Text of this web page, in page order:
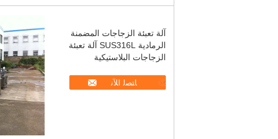
آلة تعبئة الزجاجات المضمنة
الرمادية SUS316L آلة تعبئة
الزجاجات البلاستيكية
ﺎﺘﺼﻟ ﺍﻶﻧ